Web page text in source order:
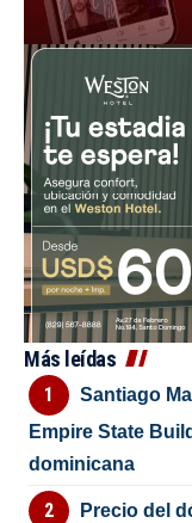
Más leídas
Santiago
Empire State
dominicana
Precio del